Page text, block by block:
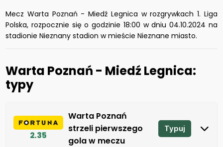
Mecz Warta Poznań - Miedź Legnica w rozgrywkach 1. Liga
Polska, rozpocznie się o godzinie 18:00 w dniu 04.10.2024 na
stadionie Nieznany stadion w mieście Nieznane miasto.
Warta Poznań - Miedź Legnica:
typy
2.35
Warta Poznań
strzeli pierwszego
gola w meczu
Typuj